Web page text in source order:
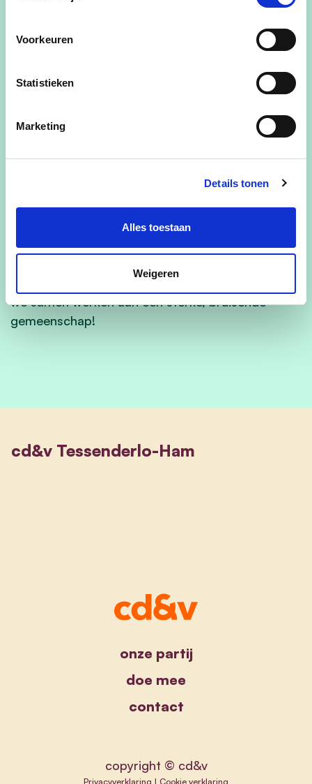
Voorkeuren
Statistieken
Marketing
Details tonen
Alles toestaan
Weigeren
is niet alleen een hobby, maar echt een passie van
Het is geweldig om te zien hoe jonge mensen zich
ontwikkelen en plezier hebben, en ik wil graag
blijven bijdragen aan een positieve en
Naast mijn inzet voor het jeugdwerk, werk ik
momenteel in de marketingsector. Deze ervaring
heeft mijn vaardigheden in communicatie,
voor onze gemeenschap.
bijdragen aan de toekomst van ons dorp. Laten
we samen werken aan een sterke, bruisende
gemeenschap!
cd&v Tessenderlo-Ham
onze partij
doe mee
contact
copyright © cd&v
Privacyverklaring | Cookie verklaring